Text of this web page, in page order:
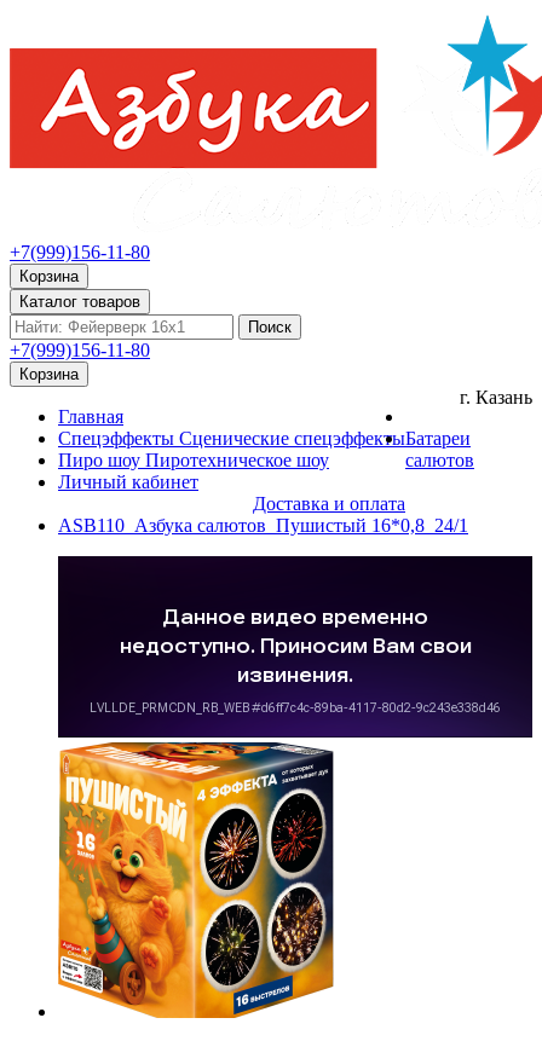
+7(999)156-11-80
Корзина
Каталог товаров
Поиск
+7(999)156-11-80
Корзина
Главная
Спецэффекты Сценические спецэффекты
Пиро шоу Пиротехническое шоу
Личный кабинет
Доставка и оплата
г. Казань
Батареи
салютов
ASB110_Азбука салютов_Пушистый 16*0,8_24/1